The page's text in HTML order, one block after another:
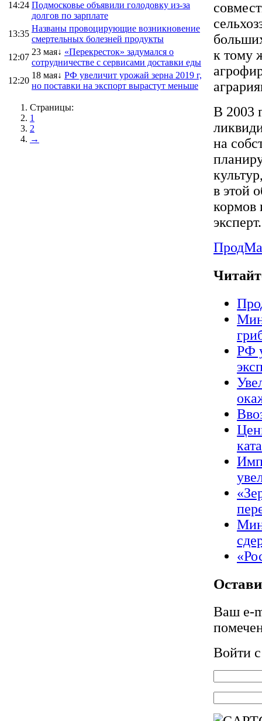
14:24 Подмосковье объявили голодовку из-за
долгов по зарплате
13:35
Названы провоцирующие возникновение
смертельных болезней продукты
12:07
23 мая↓ «Перекресток» задумался о
сотрудничестве с сервисами доставки еды
12:20
18 мая↓ РФ увеличит урожай зерна 2019 г,
но поставки на экспорт вырастут меньше
Страницы:
1
2
→
к тому
В 2003
на
в этой
кормов
эксперт.
РФ
Ваш e-
Войти